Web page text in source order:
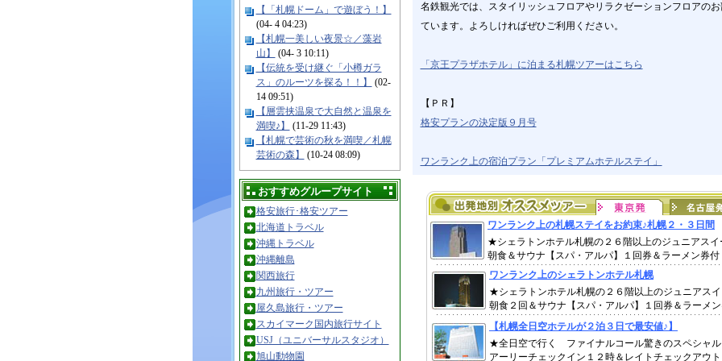
名鉄観光では、スタイリッシュフロアやリラクゼーションフロアの
ています。よろしければぜひご利用ください。
「京王プラザホテル」に泊まる札幌ツアーはこちら
【ＰＲ】
格安プランの決定版９月号
ワンランク上の宿泊プラン「プレミアムホテルステイ」
【「札幌ドーム」で遊ぼう！】
(04- 4 04:23)
【札幌一美しい夜景☆／藻岩
山】
(04- 3 10:11)
【伝統を受け継ぐ「小樽ガラ
ス」のルーツを探る！！】
(02-
14 09:51)
【層雲挟温泉で大自然と温泉を
満喫♪】
(11-29 11:43)
【札幌で芸術の秋を満喫／札幌
芸術の森】
(10-24 08:09)
おすすめグループサイト
格安旅行･格安ツアー
北海道トラベル
沖縄トラベル
沖縄離島
関西旅行
九州旅行・ツアー
屋久島旅行・ツアー
スカイマーク国内旅行サイト
USJ（ユニバーサルスタジオ）
旭山動物園